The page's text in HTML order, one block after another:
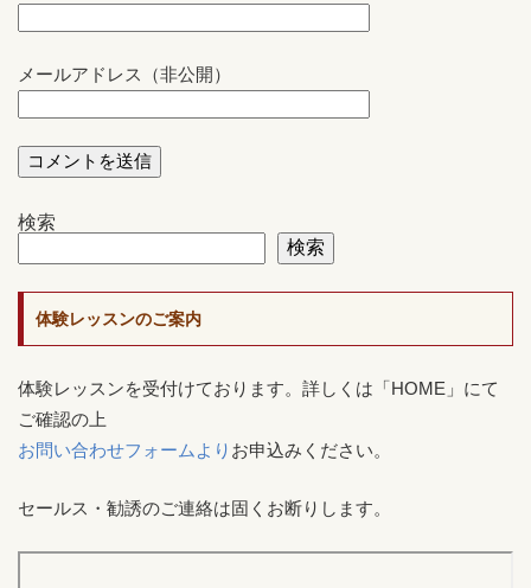
メールアドレス（非公開）
検索
検索
体験レッスンのご案内
体験レッスンを受付けております。詳しくは「HOME」にて
ご確認の上
お問い合わせフォームより お申込みください。
セールス・勧誘のご連絡は固くお断りします。